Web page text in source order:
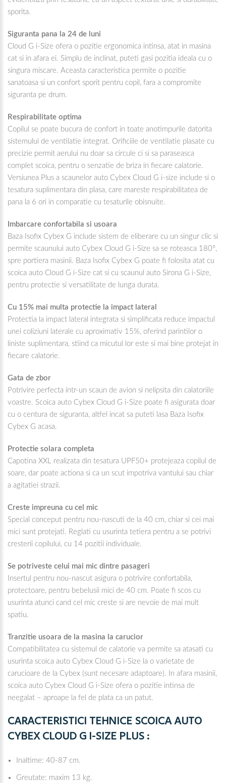
sporita.
Siguranta pana la 24 de luni
Cloud G i-Size ofera o pozitie ergonomica intinsa, atat in masina
cat si in afara ei. Simplu de inclinat, puteti gasi pozitia ideala cu o
singura miscare. Aceasta caracteristica permite o pozitie
sanatoasa si un confort sporit pentru copil, fara a compromite
siguranta pe drum.
Respirabilitate optima
Copilul se poate bucura de confort in toate anotimpurile datorita
sistemului de ventilatie integrat. Orificiile de ventilatie plasate cu
precizie permit aerului nu doar sa circule ci si sa paraseasca
complet scoica, pentru o senzatie de briza in fiecare calatorie.
Versiunea Plus a scaunelor auto Cybex Cloud G i-size include si o
tesatura suplimentara din plasa, care mareste respirabilitatea de
pana la 6 ori in comparatie cu tesaturile obisnuite.
Imbarcare confortabila si usoara
Baza Isofix Cybex G include sistem de eliberare cu un singur clic si
permite scaunului auto Cybex Cloud G i-Size sa se roteasca 180°,
spre portiera masinii. Baza Isofix Cybex G poate fi folosita atat cu
scoica auto Cloud G i-Size cat si cu scaunul auto Sirona G i-Size,
pentru protectie si versatilitate de lunga durata.
Cu 15% mai multa protectie la impact lateral
Protectia la impact lateral integrata si simplificata reduce impactul
unei coliziuni laterale cu aproximativ 15%, oferind parintilor o
liniste suplimentara, stiind ca micutul lor este si mai bine protejat in
fiecare calatorie.
Gata de zbor
Potrivire perfecta intr-un scaun de avion si nelipsita din calatoriile
voastre. Scoica auto Cybex Cloud G i-Size poate fi asigurata doar
cu o centura de siguranta, altfel incat sa puteti lasa Baza Isofix
Cybex G acasa.
Protectie solara completa
Capotina XXL realizata din tesatura UPF50+ protejeaza copilul de
soare, dar poate actiona si ca un scut impotriva vantului sau chiar
a agitatiei strazii.
Creste impreuna cu cel mic
Special conceput pentru nou-nascuti de la 40 cm, chiar si cei mai
mici sunt protejati. Reglati cu usurinta tetiera pentru a se potrivi
cresterii copilului, cu 14 pozitii individuale.
Se potriveste celui mai mic dintre pasageri
Insertul pentru nou-nascut asigura o potrivire confortabila,
protectoare, pentru bebelusii mici de 40 cm. Poate fi scos cu
usurinta atunci cand cel mic creste si are nevoie de mai mult
spatiu.
Tranzitie usoara de la masina la carucior
Compatibilitatea cu sistemul de calatorie va permite sa atasati cu
usurinta scoica auto Cybex Cloud G i-Size la o varietate de
carucioare de la Cybex (sunt necesare adaptoare). In afara masinii,
scoica auto Cybex Cloud G i-Size ofera o pozitie intinsa de
neegalat – aproape la fel de plata ca un patut.
CARACTERISTICI TEHNICE SCOICA AUTO
CYBEX CLOUD G I-SIZE PLUS :
Inaltime: 40-87 cm.
Greutate: maxim 13 kg.